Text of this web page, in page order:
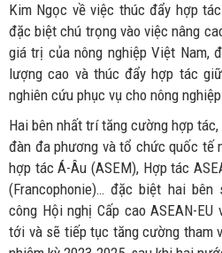
Kim Ngọc về việc thúc đẩy hợp
đặc biệt chú trọng vào việc nâng
giá trị của nông nghiệp Việt Nam,
lượng cao và thúc đẩy hợp tác
nghiên cứu phục vụ cho nông
Hai bên nhất trí tăng cường hợp
đàn đa phương và tổ chức quốc tế
hợp tác Á-Âu (ASEM), Hợp tác
(Francophonie)… đặc biệt hai
công Hội nghị Cấp cao ASEAN-
tới và sẽ tiếp tục tăng cường tham